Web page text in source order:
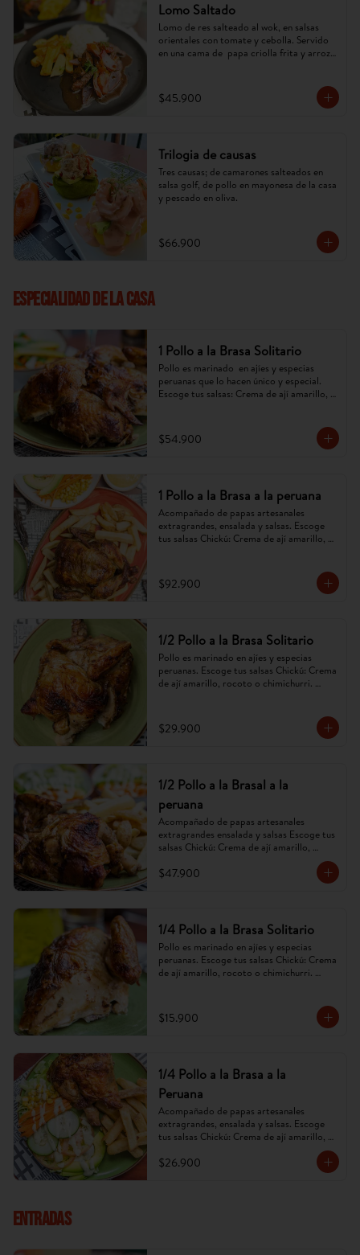
Lomo Saltado
Lomo de res salteado al wok, en salsas
orientales con tomate y cebolla. Servido
en una cama de  papa criolla frita y arroz.
$45.900
Trilogia de causas
Tres causas; de camarones salteados en
salsa golf, de pollo en mayonesa de la casa
y pescado en oliva.
$66.900
ESPECIALIDAD DE LA CASA
1 Pollo a la Brasa Solitario
Pollo es marinado  en ajíes y especias
peruanas que lo hacen único y especial.
Escoge tus salsas: Crema de ají amarillo,
$54.900
1 Pollo a la Brasa a la peruana
Acompañado de papas artesanales
extragrandes, ensalada y salsas. Escoge
tus salsas Chickú: Crema de ají amarillo,
$92.900
1/2 Pollo a la Brasa Solitario
Pollo es marinado en ajíes y especias
peruanas. Escoge tus salsas Chickú: Crema
de ají amarillo, rocoto o chimichurri.
$29.900
1/2 Pollo a la Brasal a la
peruana
Acompañado de papas artesanales
extragrandes ensalada y salsas Escoge tus
salsas Chickú: Crema de ají amarillo,
rocoto o chimichurri. (Imagen referencial,
puede cambiar).
$47.900
1/4 Pollo a la Brasa Solitario
Pollo es marinado en ajíes y especias
peruanas. Escoge tus salsas Chickú: Crema
de ají amarillo, rocoto o chimichurri.
$15.900
1/4 Pollo a la Brasa a la
Peruana
Acompañado de papas artesanales
extragrandes, ensalada y salsas. Escoge
tus salsas Chickú: Crema de ají amarillo,
rocoto o chimichurri. (Imagen referencial,
puede cambiar).
$26.900
ENTRADAS